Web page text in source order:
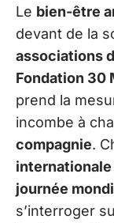
Le bien-être
devant de la
associations
Fondation 30
prend la
incombe à
compagnie.
internationale
journée
s’interroger